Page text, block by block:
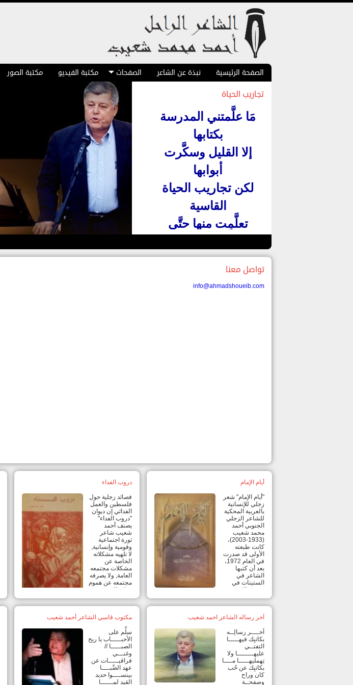
الصفحة الرئيسية نبذة عن الشاعر الصفحات مكتبة الفيديو مكتبة الصور
تجاريب الحياة
مَا علَّمتني المدرسة
بكتابها
إلا القليل وسكَّرت
أبوابها
لكن تجاريب الحياة
القاسية
تعلَّمِت منها حتَّى
تواصل معنا
info@ahmadshoueib.com
أيام الإمام
"أيام الإمام" شعر
زجلي للإنسانية
بالعربية المحكية
للشاعر الزجلي
الجنوبي أحمد
محمد شعيب
(1933-2003)،
كانت طبعته
الأولى قد صدرت
في العام 1972،
بعد أن كتبها
الشاعر في
الستينات في
مغتربه الإفريقي.
أما طبعته الثانية فقد صدرت في الذكرى
السنوية الأولى لرحيله واللافت في كتابه أنه
البني المحروق الملائم للون الورق وغلاف
عن دار المحجَّة البيضاء في 192 صفحة، زينها
رسم مصوَّر لسيف الإمام علي تفاصيل
دروب الفداء
فصائد زجلية حول
فلسطين والعمل
الفدائي إن ديوان
"دروب الفداء"
يصنف أحمد
شعيب شاعر
ثورة اجتماعية
وقومية وإنسانية,
لا تلهيه مشكلاته
الخاصة عن
مشكلات مجتمعه
العامة, ولا يصرفه
مجتمعه عن هموم
وطنه العربي
الأكبر, ولا تحول
عواطفه القومية دون ر}ية إنسانية شاملة. وهو
للشعوب صاحبة الحق, وإن طريق الحرية لا
بد أن يعبد بالدم
آخر رساله الشاعر احمد شعيب
آخــــر رسالِــه
بكاتبِك فيهـــــا
التفتــي
عليهــــــــا ولا
تِهمليهـــــا مــــا
بكاتبِك عن حُب
كان وراح
وصفحــة
مكتوب قاسي الشاعر أحمد شعيب
سلِّم على
الأحبـــــاب يا ريح
الصبـــــا //
وغنـــي
فراقيـــــات عن
عهد الصِّبــــا
بينســــوا حديد
القيد لمــــــا